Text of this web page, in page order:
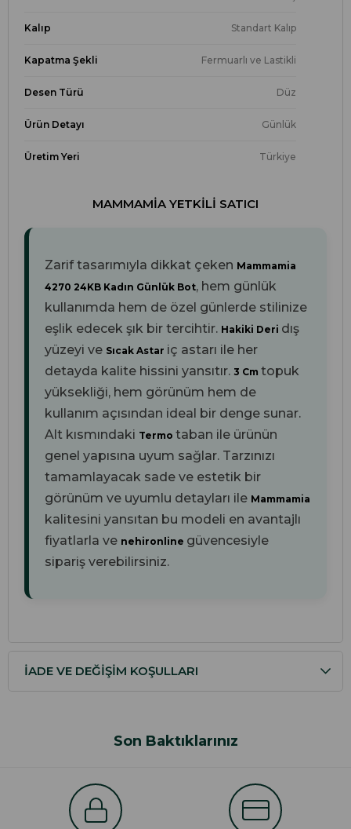
Kalıp Standart Kalıp
Kapatma Şekli Fermuarlı ve Lastikli
Desen Türü Düz
Ürün Detayı Günlük
Üretim Yeri Türkiye
MAMMAMIA YETKILI SATICI
Zarif tasarımıyla dikkat çeken Mammamia
4270 24KB Kadın Günlük Bot, hem günlük
kullanımda hem de özel günlerde stilinize
eşlik edecek şık bir tercihtir. Hakiki Deri dış
yüzeyi ve Sıcak Astar iç astarı ile her
detayda kalite hissini yansıtır. 3 Cm topuk
yüksekliği, hem görünüm hem de
kullanım açısından ideal bir denge sunar.
Alt kısmındaki Termo taban ile ürünün
genel yapısına uyum sağlar. Tarzınızı
tamamlayacak sade ve estetik bir
görünüm ve uyumlu detayları ile Mammamia
kalitesini yansıtan bu modeli en avantajlı
fiyatlarla ve nehironline güvencesiyle
sipariş verebilirsiniz.
İADE VE DEĞIŞIM KOŞULLARI
Son Baktıklarınız